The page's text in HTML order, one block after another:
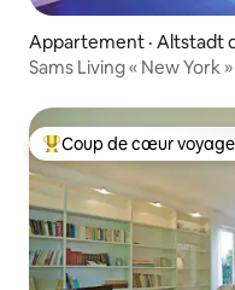
Appartement · Altstadt
Sams Living « New York
Coup de cœur
Coup de cœur